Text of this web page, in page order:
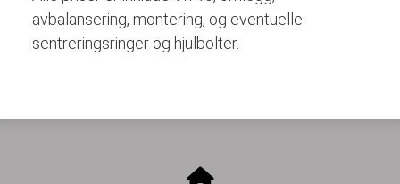
avbalansering, montering, og eventuelle
sentreringsringer og hjulbolter.